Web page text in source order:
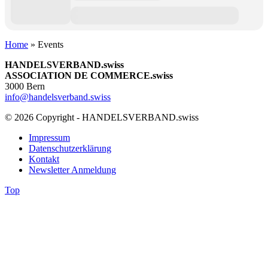
Home » Events
HANDELSVERBAND.swiss
ASSOCIATION DE COMMERCE.swiss
3000 Bern
info@handelsverband.swiss
© 2026 Copyright - HANDELSVERBAND.swiss
Impressum
Datenschutzerklärung
Kontakt
Newsletter Anmeldung
Top